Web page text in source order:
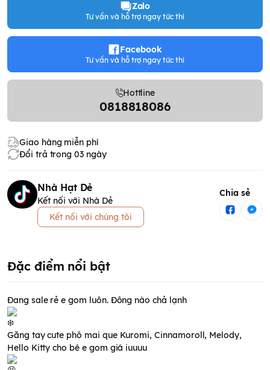
Zalo
Tư vấn và hỗ trợ ngay tức thì
Facebook
Tư vấn và hỗ trợ ngay tức thì
Hottline
0818818086
Giao hàng miễn phí
Đổi trả trong 03 ngày
Nhà Hạt Dẻ
Kết nối với Nhà Dẻ
Kết nối với chúng tôi
Chia sẻ
Đặc điểm nổi bật
Đang sale rẻ e gom luôn. Đông nào chả lạnh
Găng tay cute phô mai que Kuromi, Cinnamoroll, Melody,
Hello Kitty cho bé e gom giá iuuuu